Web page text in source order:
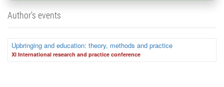
Author's events
Upbringing and education: theory, methods and practice
XI International research and practice conference